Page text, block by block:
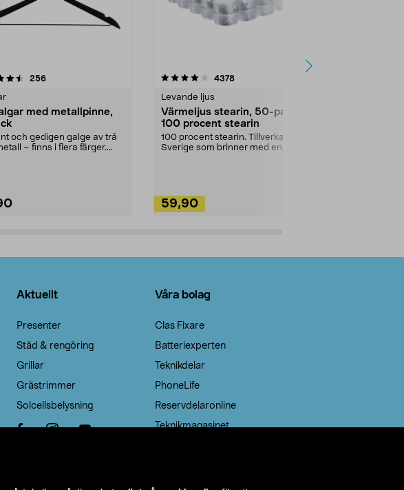
256recensioner
med metallpinne,
och gedigen galge av trä
– finns i flera färger.
4.0av 5 stjärnor 4378recensioner
Levande ljus
Värmeljus stearin, 50-pack,
100 procent stearin
100 procent stearin. Tillverkade i
Sverige som brinner med en
59,90
4.5av 5 stjärnor
Aktuellt
Presenter
Städ & rengöring
Grillar
Grästrimmer
Solcellsbelysning
Våra bolag
Clas Fixare
Batteriexperten
Teknikdelar
PhoneLife
Reservdelaronline
Teknikmagasinet